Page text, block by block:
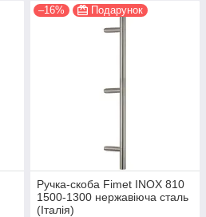
–16% Подарунок
Ручка-скоба Fimet INOX 810
1500-1300 нержавіюча сталь
(Італія)